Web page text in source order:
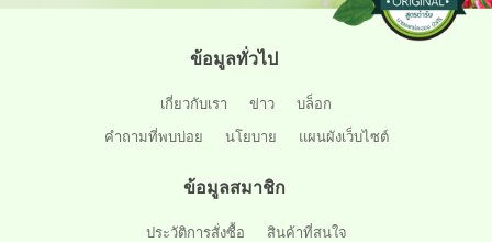
ข้อมูลทั่วไป
เกี่ยวกับเรา ข่าว
บล็อก
คำถามที่พบบ่อย
นโยบาย แผนผังเว็บไซต์
ข้อมูลสมาชิก
ประวัติการสั่งซื้อ
สินค้าที่สนใจ